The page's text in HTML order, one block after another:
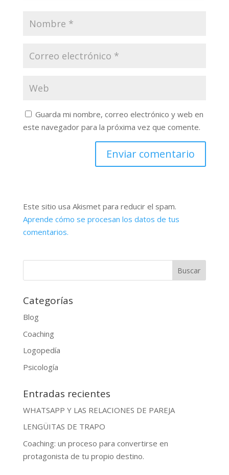
Guarda mi nombre, correo electrónico y web en
este navegador para la próxima vez que comente.
Este sitio usa Akismet para reducir el spam.
Aprende cómo se procesan los datos de tus
comentarios.
Categorías
Blog
Coaching
Logopedía
Psicología
Entradas recientes
WHATSAPP Y LAS RELACIONES DE PAREJA
LENGÜITAS DE TRAPO
Coaching: un proceso para convertirse en
protagonista de tu propio destino.